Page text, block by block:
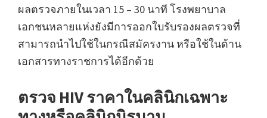
ผลตรวจภายในเวลา 15 – 30 นาที โรงพยาบาล
เอกชนหลายแห่งยังมีการออกใบรับรองผลตรวจที่
สามารถนำไปใช้ในกรณีสมัครงาน หรือใช้ในด้าน
เอกสารทางราชการได้อีกด้วย
ตรวจ HIV ราคาในคลินิกเฉพาะ